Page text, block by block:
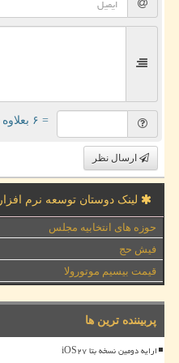
= ۶ بعلاوه ۵
ارسال نظر
لینک دوستان توسعه نرم افزار
حوزه های انتخابیه مجلس
فیش حج
قیمت بیسیم موتورولا
پربیننده ترین ها
ارایه دومین نسخه بتا iOS۲۷